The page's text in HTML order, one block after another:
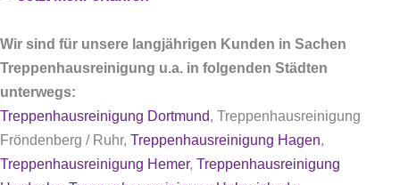
Wir sind für unsere langjährigen Kunden in Sachen
Treppenhausreinigung u.a. in folgenden Städten
unterwegs:
Treppenhausreinigung Dortmund, Treppenhausreinigung
Fröndenberg / Ruhr, Treppenhausreinigung Hagen,
Treppenhausreinigung Hemer, Treppenhausreinigung